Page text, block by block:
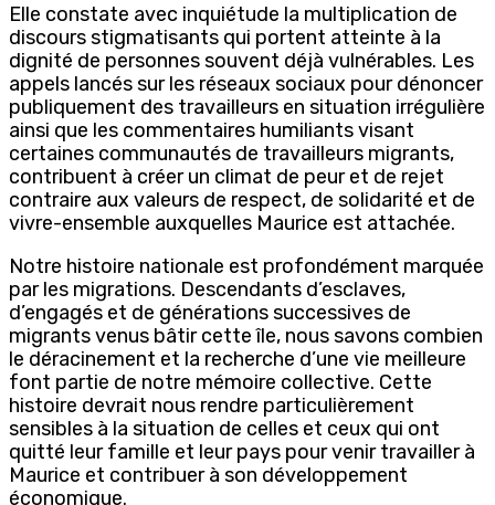
Elle constate avec inquiétude la multiplication de
discours stigmatisants qui portent atteinte à la
dignité de personnes souvent déjà vulnérables. Les
appels lancés sur les réseaux sociaux pour dénoncer
publiquement des travailleurs en situation irrégulière
ainsi que les commentaires humiliants visant
certaines communautés de travailleurs migrants,
contribuent à créer un climat de peur et de rejet
contraire aux valeurs de respect, de solidarité et de
vivre-ensemble auxquelles Maurice est attachée.
Notre histoire nationale est profondément marquée
par les migrations. Descendants d’esclaves,
d’engagés et de générations successives de
migrants venus bâtir cette île, nous savons combien
le déracinement et la recherche d’une vie meilleure
font partie de notre mémoire collective. Cette
histoire devrait nous rendre particulièrement
sensibles à la situation de celles et ceux qui ont
quitté leur famille et leur pays pour venir travailler à
Maurice et contribuer à son développement
économique.